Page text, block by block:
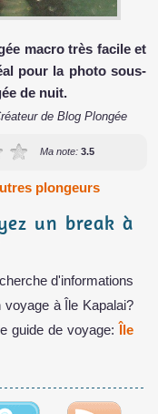
macro très facile et
pour la photo sous-
de nuit.
de Blog Plongée
Ma note: 3.5
plongeurs
un break à
d'informations
voyage à Île Kapalai?
guide de voyage: Île